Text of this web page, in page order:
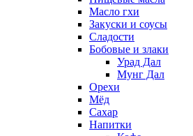
Масло гхи
Закуски и соусы
Сладости
Бобовые и злаки
Урад Дал
Мунг Дал
Орехи
Мёд
Сахар
Напитки